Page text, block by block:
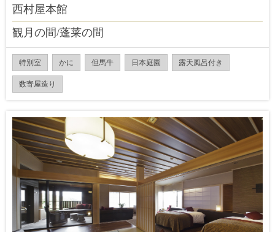
西村屋本館
観月の間/蓬莱の間
特別室 かに 但馬牛 日本庭園 露天風呂付き
数寄屋造り